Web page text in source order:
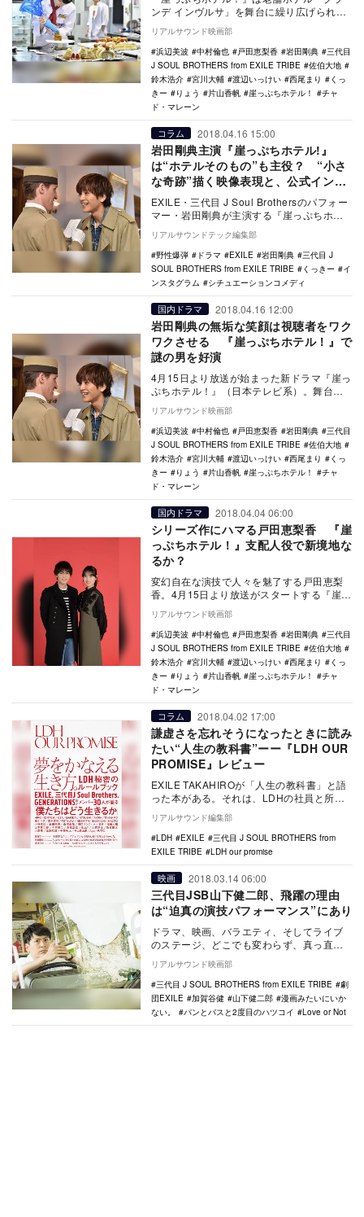
ンデ インヴルサ」を舞台に繰り広げられる
シチュエーションコメディだ。4月22日放送
の第2話…
リアルサウンド映画部
浜辺美波
中村倫也 戸田恵梨香 岩田剛典
三代目
J SOUL BROTHERS from EXILE TRIBE
佐伯大地
鈴木浩介
宮川大輔 渡辺いっけい 西尾まり
くっ
きー
りょう 片山香帆 崖っぷちホテル！
チャ
ド・マレーン
コラム 2018.04.16 15:00
岩田剛典主演『崖っぷちホテル!』
は“ホテルそのもの”も主役？ “小さ
な奇跡”描く映像表現と、公式インス
タグラムで深まる魅力
EXILE・三代目 J Soul Brothersのパフォー
マー・岩田剛典が主演する『崖っぷちホテ
ル!』（日本テレビ系）第1話が…
リアルサウンドテック編集部
野性爆弾
ドラマ EXILE 岩田剛典
三代目 J
SOUL BROTHERS from EXILE TRIBE
くっきー
イ
ンスタグラム
シチュエーションコメディ
国内ドラマ 2018.04.16 12:00
岩田剛典の無垢な笑顔は視聴者をワク
ワクさせる 『崖っぷちホテル！』で
謎の男を好演
4月15日より放送が始まった新ドラマ『崖っ
ぷちホテル！』（日本テレビ系）。舞台
は、かつての風格を失った老舗ホテル。戸
田恵梨香演じ…
リアルサウンド映画部
浜辺美波
中村倫也 戸田恵梨香 岩田剛典
三代目
J SOUL BROTHERS from EXILE TRIBE
佐伯大地
鈴木浩介
宮川大輔 渡辺いっけい 西尾まり
くっ
きー
りょう 片山香帆 崖っぷちホテル！
チャ
ド・マレーン
国内ドラマ 2018.04.04 06:00
シリーズ作にハマる戸田恵梨香 『崖
っぷちホテル！』支配人役で新境地な
るか？
変幻自在な演技で人々を魅了する戸田恵梨
香。4月15日より放送がスタートする『崖っ
ぷちホテル！』（日本テレビ系）では、若
くしてホテ…
リアルサウンド映画部
浜辺美波
中村倫也 戸田恵梨香 岩田剛典
三代目
J SOUL BROTHERS from EXILE TRIBE
佐伯大地
鈴木浩介
宮川大輔 渡辺いっけい 西尾まり
くっ
きー
りょう 片山香帆 崖っぷちホテル！
チャ
ド・マレーン
コラム 2018.04.02 17:00
謙虚さを忘れそうになったときに読み
たい“人生の教科書”ーー『LDH OUR
PROMISE』レビュー
EXILE TAKAHIROが「人生の教科書」と語
った本がある。それは、LDHの社員と所属
アーティスト全員に配られる『LDH O…
リアルサウンド編集部
LDH
EXILE
三代目 J SOUL BROTHERS from
EXILE TRIBE
LDH our promise
映画 2018.03.14 06:00
三代目JSB山下健二郎、飛躍の理由
は“迫真の演技パフォーマンス”にあり
ドラマ、映画、バラエティ、そしてライブ
のステージ、どこでも変わらず、真っ直ぐ
で、元気いっぱいな笑顔の山下健二郎。4月
からは情報エ…
リアルサウンド映画部
三代目 J SOUL BROTHERS from EXILE TRIBE
劇
団EXILE
加賀谷健 山下健二郎
漫画みたいにいか
ない。
パンとバスと2度目のハツコイ Love or Not